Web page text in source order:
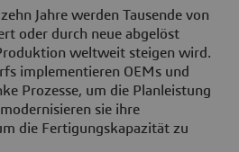
Jahre werden Tausende von
oder durch neue abgelöst
weltweit steigen wird.
implementieren OEMs und
Prozesse, um die Planleistung
sie ihre
die Fertigungskapazität zu